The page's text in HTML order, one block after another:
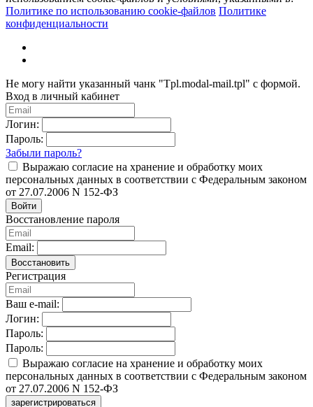
Политике по использованию cookie-файлов Политике
конфиденциальности
Не могу найти указанный чанк "Tpl.modal-mail.tpl" с формой.
Вход в личный кабинет
Логин:
Пароль:
Забыли пароль?
Выражаю согласие на хранение и обработку моих
персональных данных в соответствии с Федеральным законом
от 27.07.2006 N 152-ФЗ
Войти
Восстановление пароля
Email:
Восстановить
Регистрация
Ваш e-mail:
Логин:
Пароль:
Пароль:
Выражаю согласие на хранение и обработку моих
персональных данных в соответствии с Федеральным законом
от 27.07.2006 N 152-ФЗ
зарегистрироваться